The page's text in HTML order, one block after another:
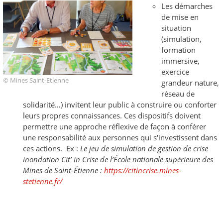
© Mines Saint-Etienne
Les démarches
de mise en
situation
(simulation,
formation
immersive,
exercice
grandeur nature,
réseau de
solidarité…) invitent leur public à construire ou conforter
leurs propres connaissances. Ces dispositifs doivent
permettre une approche réflexive de façon à conférer
une responsabilité aux personnes qui s'investissent dans
ces actions. Ex : Le jeu de simulation de gestion de crise
inondation Cit’ in Crise de l’École nationale supérieure des
Mines de Saint-Étienne : https://citincrise.mines-
stetienne.fr/